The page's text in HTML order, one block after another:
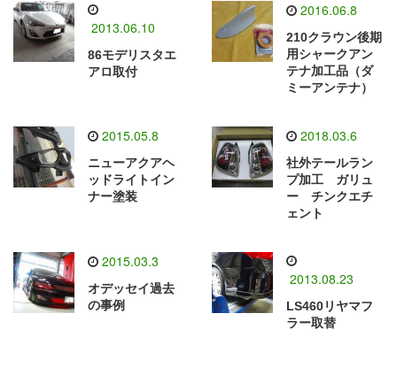
2013.06.10
86モデリスタエ
アロ取付
2016.06.8
210クラウン後期
用シャークアン
テナ加工品（ダ
ミーアンテナ）
2015.05.8
ニューアクアヘ
ッドライトイン
ナー塗装
2018.03.6
社外テールラン
プ加工 ガリュ
ー チンクエチ
ェント
2015.03.3
オデッセイ過去
の事例
2013.08.23
LS460リヤマフ
ラー取替